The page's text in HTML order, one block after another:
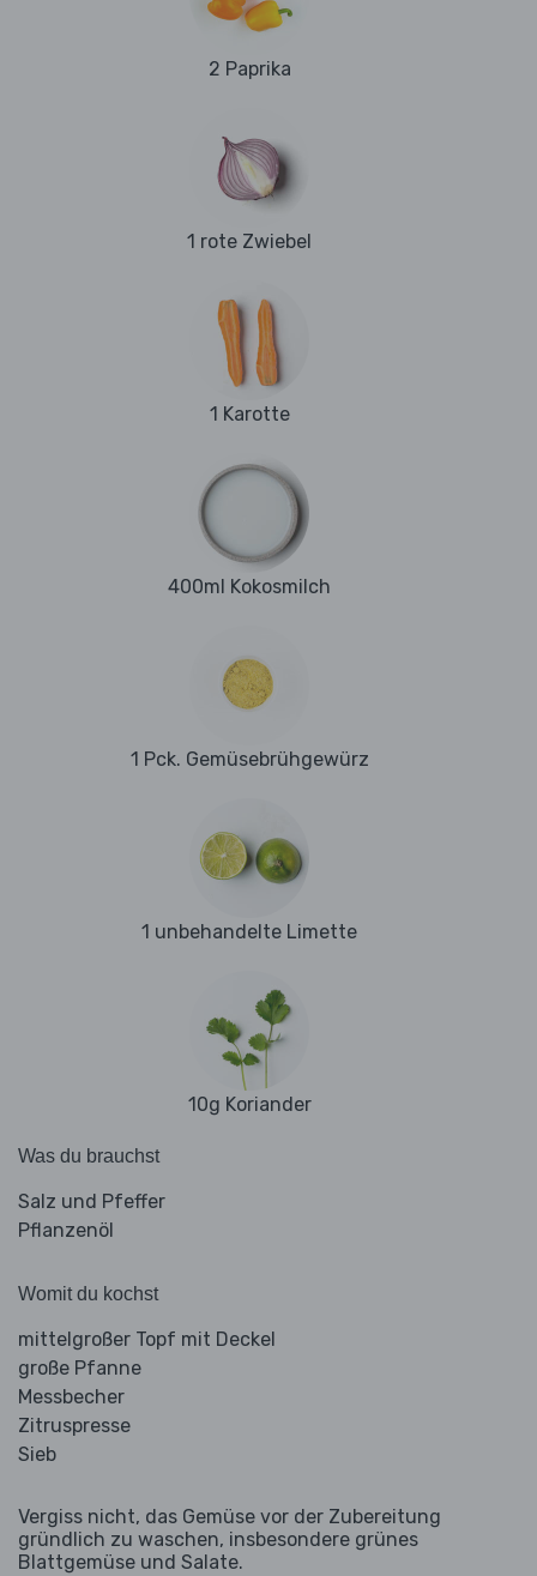
2 Paprika
1 rote Zwiebel
1 Karotte
400ml Kokosmilch
1 Pck. Gemüsebrühgewürz
1 unbehandelte Limette
10g Koriander
Was du brauchst
Salz und Pfeffer
Pflanzenöl
Womit du kochst
mittelgroßer Topf mit Deckel
große Pfanne
Messbecher
Zitruspresse
Sieb
Vergiss nicht, das Gemüse vor der Zubereitung
gründlich zu waschen, insbesondere grünes
Blattgemüse und Salate.